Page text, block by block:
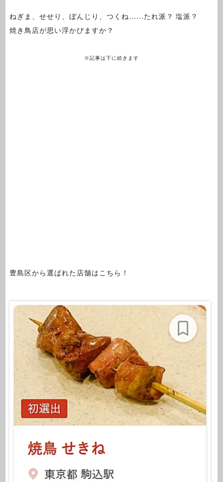
ねぎま、せせり、ぼんじり、つくね……たれ派？ 塩派？
焼き鳥店が思い浮かびますか？
※記事は下に続きます
豊島区から選ばれた店舗はこちら！